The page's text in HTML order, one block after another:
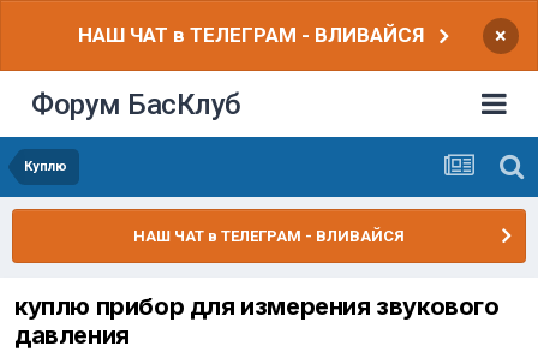
НАШ ЧАТ в ТЕЛЕГРАМ - ВЛИВАЙСЯ ×
Форум БасКлуб
Куплю
НАШ ЧАТ в ТЕЛЕГРАМ - ВЛИВАЙСЯ
куплю прибор для измерения звукового
давления